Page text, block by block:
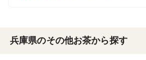
兵庫県のその他お茶から探す